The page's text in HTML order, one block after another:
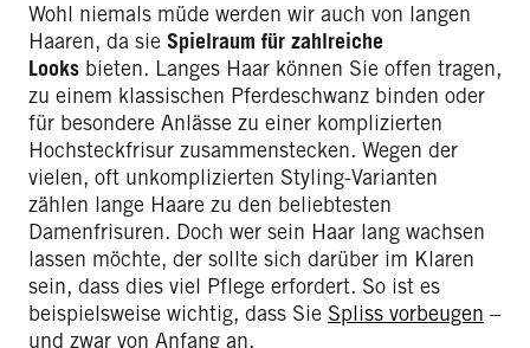
Wohl niemals müde werden wir auch von langen
Haaren, da sie Spielraum für zahlreiche
Looks bieten. Langes Haar können Sie offen tragen,
zu einem klassischen Pferdeschwanz binden oder
für besondere Anlässe zu einer komplizierten
Hochsteckfrisur zusammenstecken. Wegen der
vielen, oft unkomplizierten Styling-Varianten
zählen lange Haare zu den beliebtesten
Damenfrisuren. Doch wer sein Haar lang wachsen
lassen möchte, der sollte sich darüber im Klaren
sein, dass dies viel Pflege erfordert. So ist es
beispielsweise wichtig, dass Sie Spliss vorbeugen –
und zwar von Anfang an.